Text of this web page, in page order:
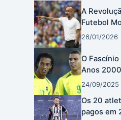
A
Futebol
26/01/2026
O
Anos
24/09/2025
Os 20
pagos em